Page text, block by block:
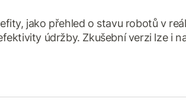
jako přehled o stavu robotů v
údržby. Zkušební verzi lze i